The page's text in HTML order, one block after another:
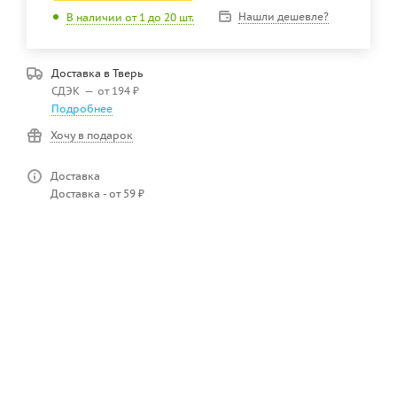
В наличии от 1 до 20 шт.
Нашли дешевле?
Доставка в Тверь
СДЭК — от 194 ₽
Подробнее
Хочу в подарок
Доставка
Доставка - от 59 ₽